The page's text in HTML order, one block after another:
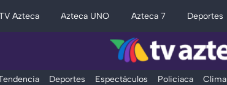
Azteca Azteca UNO Azteca 7 Deportes
Deportes Espectáculos Policiaca Clima